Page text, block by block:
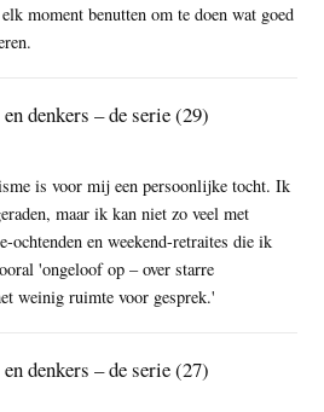
moment benutten om te doen wat goed
denkers – de serie (29)
is voor mij een persoonlijke tocht. Ik
maar ik kan niet zo veel met
ochtenden en weekend-retraites die ik
'ongeloof op – over starre
weinig ruimte voor gesprek.'
denkers – de serie (27)